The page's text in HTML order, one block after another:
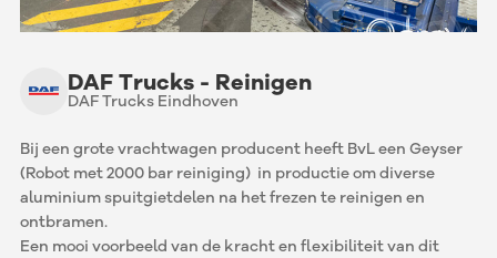
DAF Trucks - Reinigen
DAF Trucks Eindhoven
Bij een grote vrachtwagen producent heeft BvL een Geyser
(Robot met 2000 bar reiniging) in productie om diverse
aluminium spuitgietdelen na het frezen te reinigen en
ontbramen.
Een mooi voorbeeld van de kracht en flexibiliteit van dit